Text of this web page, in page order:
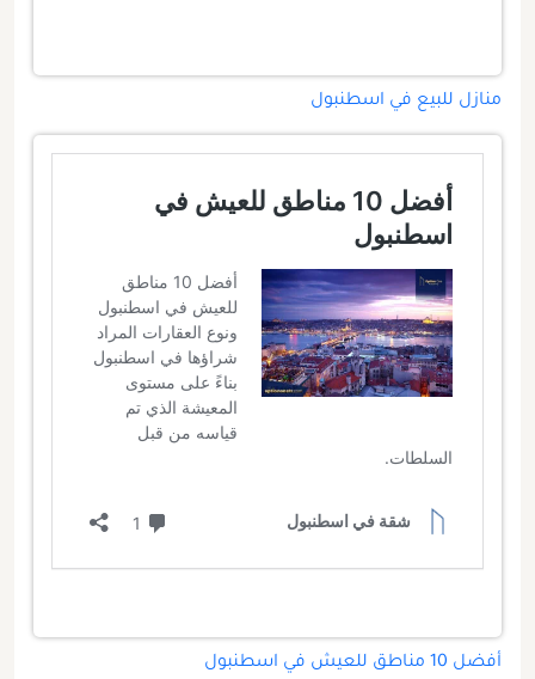
منازل للبيع في اسطنبول
أفضل 10 مناطق للعيش في اسطنبول